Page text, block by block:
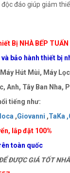
đáo giúp giảm
Bị NHÀ BẾP TUẤN
bảo hành thiết bị
Hút Mùi, Máy
Anh, Tây Ban Nha,
tiếng như:
,Giovanni ,TaKa ,
lắp đặt 100%
toàn quốc
ĐƯỢC GIÁ TỐT